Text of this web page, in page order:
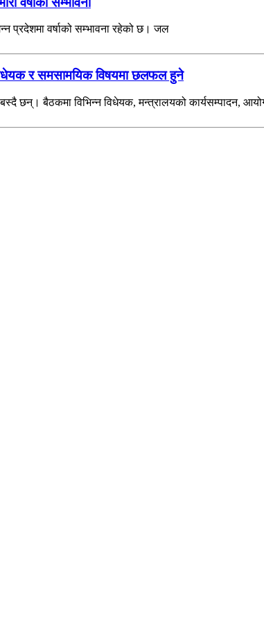
प्रदेशमा वर्षाको सम्भावना रहेको छ। जल
र समसामयिक विषयमा छलफल हुने
छन्। बैठकमा विभिन्न विधेयक, मन्त्रालयको कार्यसम्पादन,